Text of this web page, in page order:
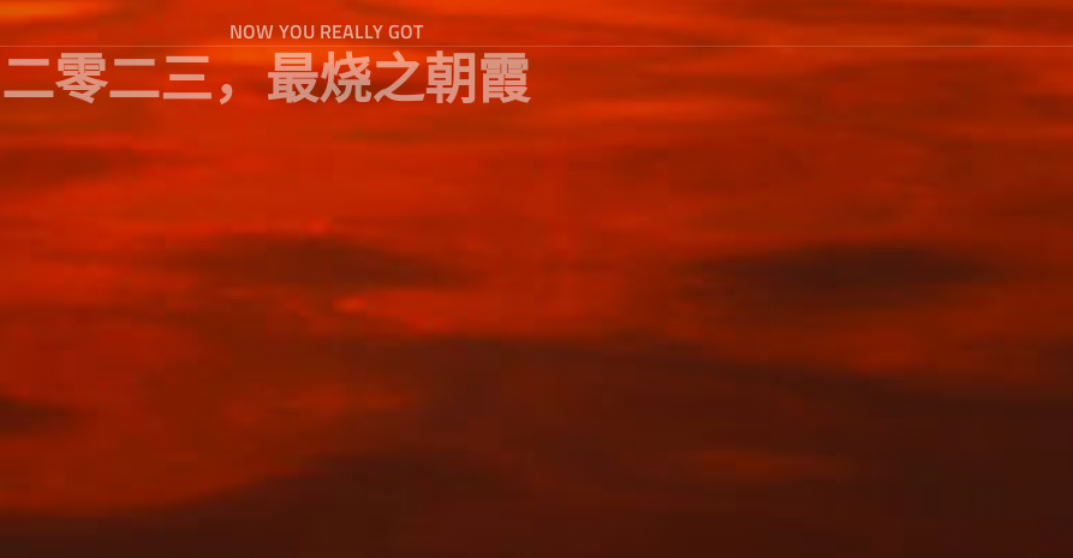
NOW YOU REALLY GOT
二零二三，最烧之朝霞